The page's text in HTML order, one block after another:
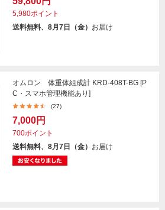
5,980ポイント
送料無料、8月7日（金） お届け
オムロン 体重体組成計 KRD-408T-BG [P
C・スマホ管理機能あり]
(27)
7,000円
700ポイント
送料無料、8月7日（金） お届け